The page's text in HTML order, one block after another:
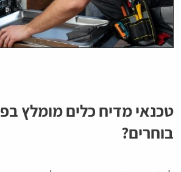
טכנאי מדיח כלים מומלץ
בוחרים?